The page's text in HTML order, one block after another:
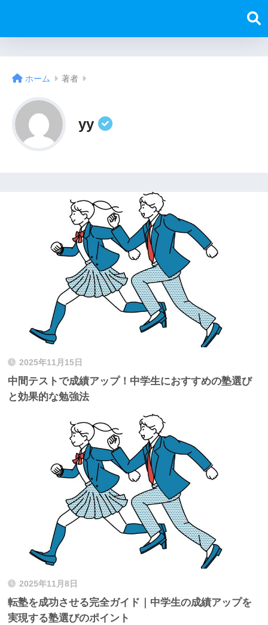
ホーム 著者
yy
2025年11月15日
中間テストで成績アップ！中学生におすすめの塾選び
と効果的な勉強法
2025年11月8日
転塾を成功させる完全ガイド｜中学生の成績アップを
実現する塾選びのポイント